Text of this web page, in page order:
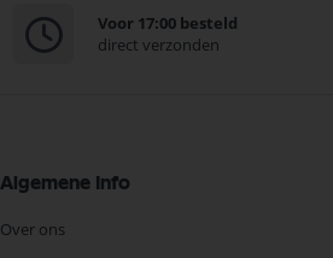
Voor 17:00 besteld
direct verzonden
Algemene Info
Over ons